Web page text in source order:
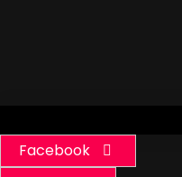
Facebook